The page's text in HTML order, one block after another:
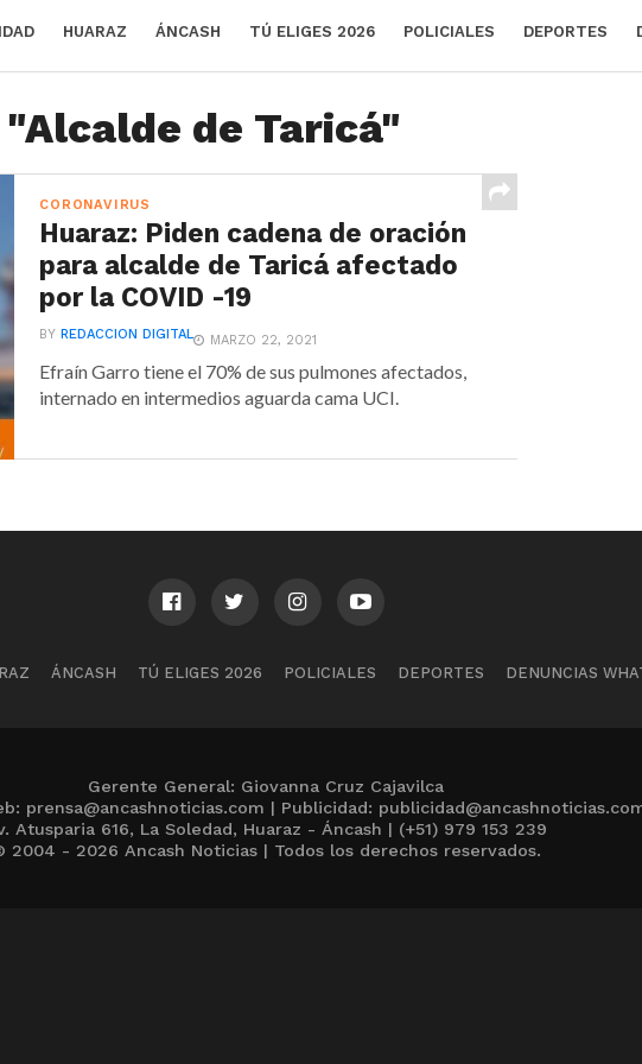
HUARAZ ÁNCASH TÚ ELIGES 2026 POLICIALES DEPORTES
de Taricá"
CORONAVIRUS
Huaraz: Piden cadena de oración
para alcalde de Taricá afectado
por la COVID -19
BYREDACCION DIGITAL MARZO 22, 2021
Efraín Garro tiene el 70% de sus pulmones afectados,
internado en intermedios aguarda cama UCI.
ÁNCASH TÚ ELIGES 2026 POLICIALES DEPORTES DENUNCIAS
Gerente General: Giovanna Cruz Cajavilca
prensa@ancashnoticias.com | Publicidad:
Atusparia 616, La Soledad, Huaraz - Áncash | (+51) 979 153 239
2004 - 2026 Ancash Noticias | Todos los derechos reservados.